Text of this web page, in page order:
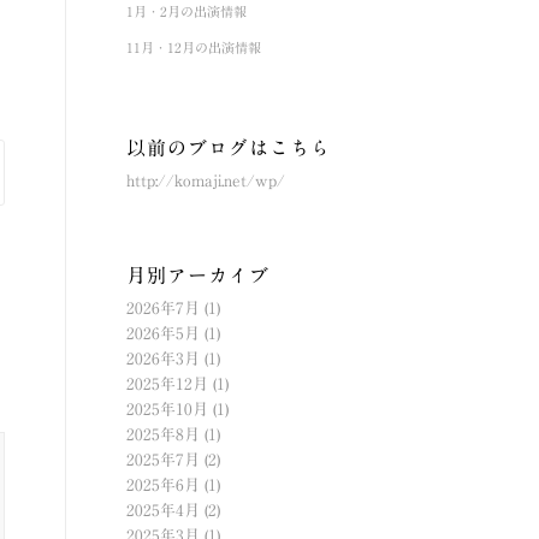
1月・2月の出演情報
11月・12月の出演情報
以前のブログはこちら
http://komaji.net/wp/
月別アーカイブ
2026年7月
(1)
2026年5月
(1)
2026年3月
(1)
2025年12月
(1)
2025年10月
(1)
2025年8月
(1)
2025年7月
(2)
2025年6月
(1)
2025年4月
(2)